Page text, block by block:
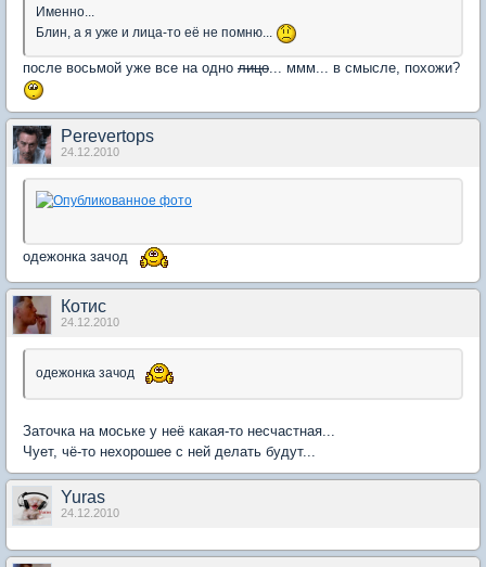
Именно...
Блин, а я уже и лица-то её не помню...
после восьмой уже все на одно лицо ... ммм... в смысле, похожи?
Perevertops
24.12.2010
одежонка зачод
Котис
24.12.2010
одежонка зачод
Заточка на моське у неё какая-то несчастная...
Чует, чё-то нехорошее с ней делать будут...
Yuras
24.12.2010